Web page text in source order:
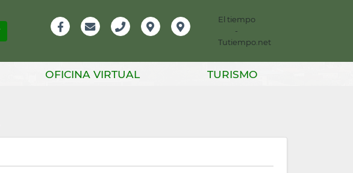
Información
El tiempo
-
Tutiempo.net
OFICINA VIRTUAL TURISMO